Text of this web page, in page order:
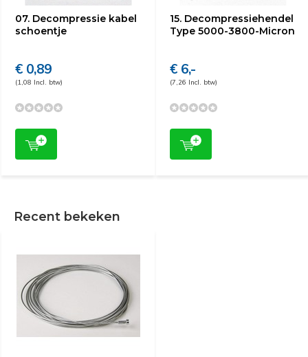
07. Decompressie kabel
schoentje
€ 0,89
(1,08 Incl. btw)
15. Decompressiehendel
Type 5000-3800-Micron
€ 6,-
(7,26 Incl. btw)
Recent bekeken